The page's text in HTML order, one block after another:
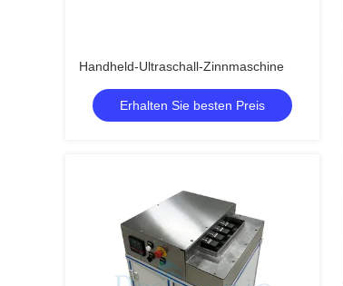
Handheld-Ultraschall-Zinnmaschine
Erhalten Sie besten Preis